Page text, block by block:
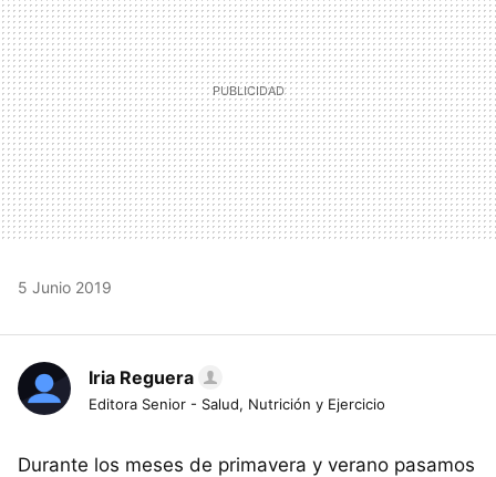
5 Junio 2019
Iria Reguera
Editora Senior - Salud, Nutrición y Ejercicio
Durante los meses de primavera y verano pasamos